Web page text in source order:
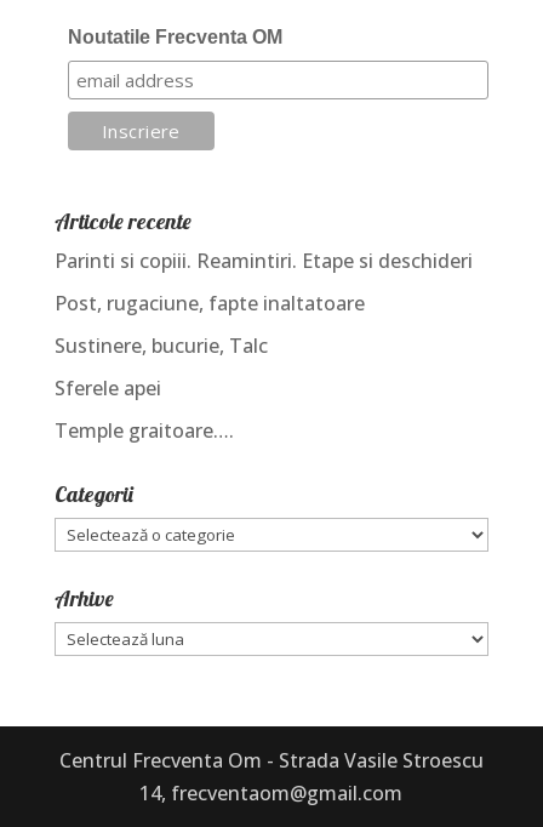
Noutatile Frecventa OM
Articole recente
Parinti si copiii. Reamintiri. Etape si deschideri
Post, rugaciune, fapte inaltatoare
Sustinere, bucurie, Talc
Sferele apei
Temple graitoare….
Categorii
Categorii
Arhive
Arhive
Centrul Frecventa Om - Strada Vasile Stroescu
14, frecventaom@gmail.com